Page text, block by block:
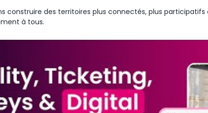
construire des territoires plus connectés, plus
à tous.